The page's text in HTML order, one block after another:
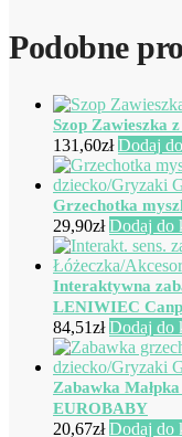
Podobne
Szop Zawieszka
131,60zł Dodaj
Grzechotka
29,90zł Dodaj do
Interaktywna
LENIWIEC
84,51zł Dodaj do
Zabawka
EUROBABY
20,67zł Dodaj do